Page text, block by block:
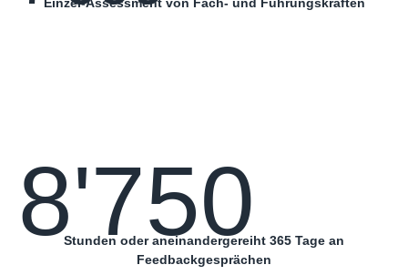
8'750
Stunden oder aneinandergereiht 365 Tage an
Feedbackgesprächen